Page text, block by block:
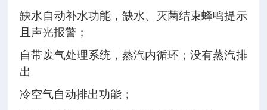
缺水自动补水功能，缺水、灭菌结束蜂鸣提示
且声光报警；
自带废气处理系统，蒸汽内循环；没有蒸汽排
出
冷空气自动排出功能；